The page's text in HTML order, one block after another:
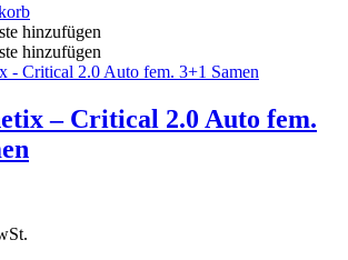
hinzufügen
hinzufügen
– Critical 2.0 Auto fem.